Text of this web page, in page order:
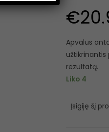
€
Apvalus
rezultatą.
Liko 4
Įsigiję šį